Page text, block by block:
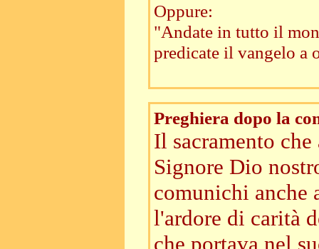
Oppure:
"Andate in tutto il
predicate il vangelo a
Preghiera dopo la
Il sacramento
Signore Dio
comunichi anche
l'ardore di carità
che portava nel